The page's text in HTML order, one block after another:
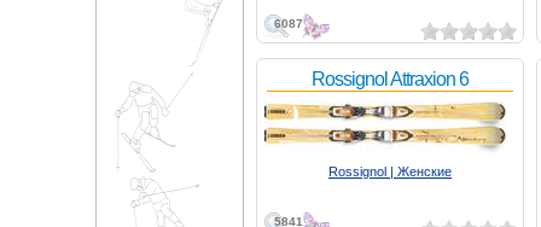
6087
5841
Rossignol Attraxion 6
Rossignol | Женские